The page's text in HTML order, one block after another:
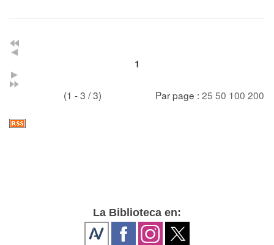
1
(1 - 3 / 3) Par page : 25 50 100 200
La Biblioteca en: